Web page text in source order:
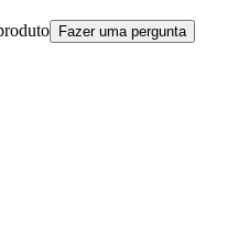
Fazer uma pergunta